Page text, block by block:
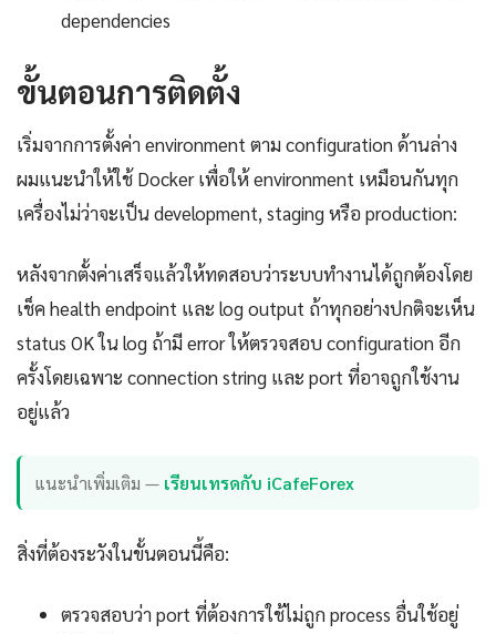
dependencies
ขั้นตอนการติดตั้ง
เริ่มจากการตั้งค่า environment ตาม configuration ด้านล่าง
ผมแนะนำให้ใช้ Docker เพื่อให้ environment เหมือนกันทุก
เครื่องไม่ว่าจะเป็น development, staging หรือ production:
หลังจากตั้งค่าเสร็จแล้วให้ทดสอบว่าระบบทำงานได้ถูกต้องโดย
เช็ค health endpoint และ log output ถ้าทุกอย่างปกติจะเห็น
status OK ใน log ถ้ามี error ให้ตรวจสอบ configuration อีก
ครั้งโดยเฉพาะ connection string และ port ที่อาจถูกใช้งาน
อยู่แล้ว
แนะนำเพิ่มเติม — เรียนเทรดกับ iCafeForex
สิ่งที่ต้องระวังในขั้นตอนนี้คือ:
ตรวจสอบว่า port ที่ต้องการใช้ไม่ถูก process อื่นใช้อยู่